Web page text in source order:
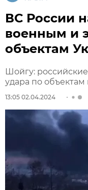
ВС России
военным и
объектам
Шойгу:
удара по объектам
13:05 02.04.2024